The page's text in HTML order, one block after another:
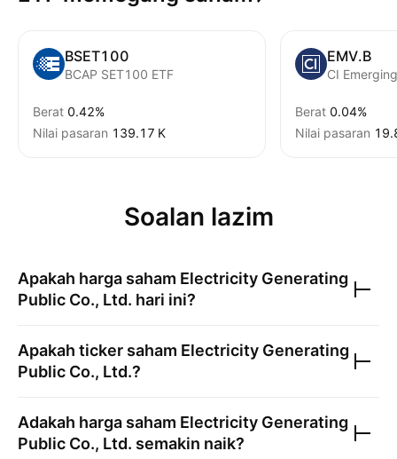
BSET100
BCAP SET100 ETF
Berat 0.42%
Nilai pasaran ‪139.17 K‬
EMV.B
Berat 0.04%
Nilai pasaran
Soalan lazim
Apakah harga saham Electricity Generating
Public Co., Ltd. hari ini?
Apakah ticker saham Electricity Generating
Public Co., Ltd.?
Adakah harga saham Electricity Generating
Public Co., Ltd. semakin naik?